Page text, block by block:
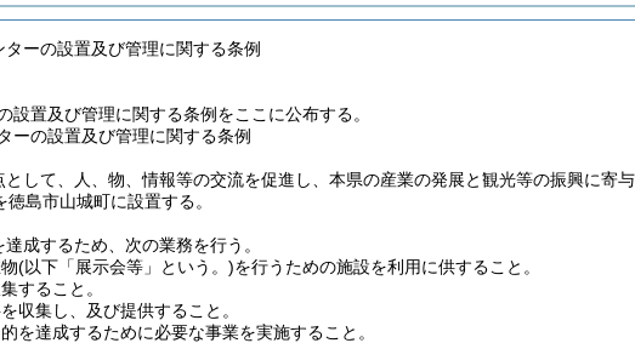
ーの設置及び管理に関する条例
設置及び管理に関する条例をここに公布する。
ーの設置及び管理に関する条例
して、人、物、情報等の交流を促進し、本県の産業の発展と観光等の振興に寄
徳島市山城町に設置する。
成するため、次の業務を行う。
(以下「展示会等」という。)を行うための施設を利用に供すること。
すること。
収集し、及び提供すること。
を達成するために必要な事業を実施すること。